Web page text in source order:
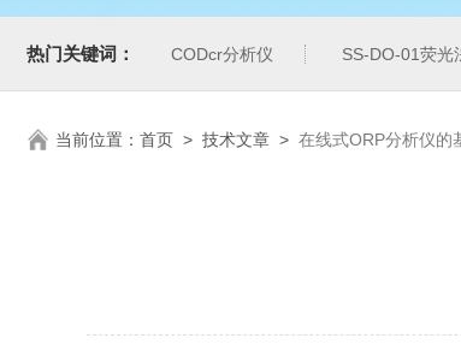
热门关键词： CODcr分析仪 SS-DO-01荧光
当前位置： 首页 > 技术文章 > 在线式ORP分析仪的